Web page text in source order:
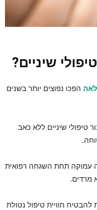
שיניים?
הפכו נפוצים יותר בשנים
שיניים ללא כאב
עמוקה תחת השגחה רפואית
מרדים.
חוויית טיפול נטולת